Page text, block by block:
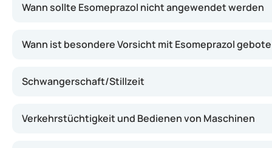
Wann sollte Esomeprazol nicht angewendet werden
Wann ist besondere Vorsicht mit Esomeprazol
Schwangerschaft/Stillzeit
Verkehrstüchtigkeit und Bedienen von Maschinen